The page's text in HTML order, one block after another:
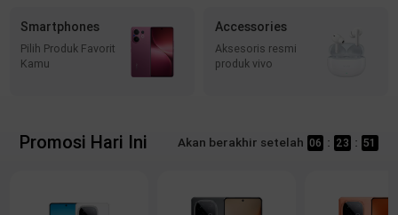
Smartphones
Pilih Produk Favorit
Kamu
Accessories
Aksesoris resmi
produk vivo
Promosi Hari Ini Akan berakhir setelah 06 : 23 : 51